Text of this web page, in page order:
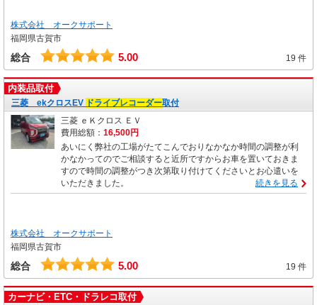
株式会社 オークサポート
福岡県古賀市
総合 5.00 19 件
内装品取付
三菱 ekクロスEV ドライブレコーダー取付
三菱 ｅＫクロス ＥＶ
費用総額： 16,500円
あいにく弊社の工場がたてこんでおりなかなか時間の調整が利
かなかってのでご相談すると近所ですからお車を置いておきま
すので時間の調整がつき次第取り付けてくださいとお心遣いを
いただきました。
続きを見る
株式会社 オークサポート
福岡県古賀市
総合 5.00 19 件
カーナビ・ETC・ドラレコ取付